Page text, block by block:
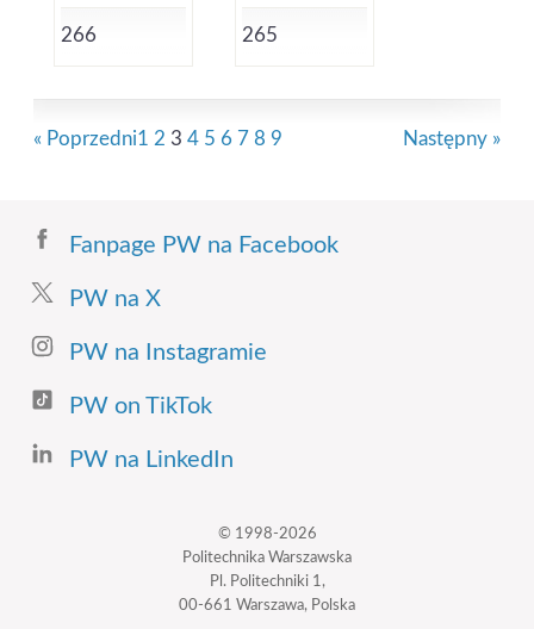
266 265
« Poprzedni Następny »
1 2 3 4 5 6 7 8 9
Fanpage PW na Facebook
PW na X
PW na Instagramie
PW on TikTok
PW na LinkedIn
© 1998-2026
Politechnika Warszawska
Pl. Politechniki 1,
00-661 Warszawa, Polska